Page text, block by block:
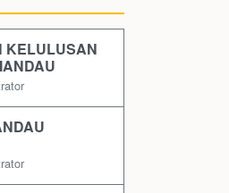
KELULUSAN